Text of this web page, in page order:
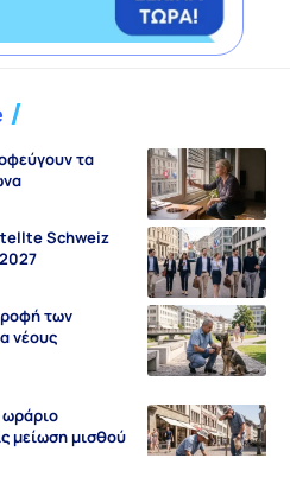
τα
Schweiz
των
νέους
ωράριο
μείωση μισθού